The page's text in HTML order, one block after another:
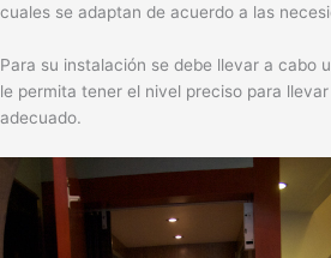
cuales se adaptan de acuerdo a las
Para su instalación se debe llevar a cabo
le permita tener el nivel preciso para
adecuado.